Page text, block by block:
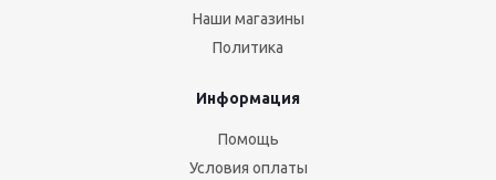
Наши магазины
Политика
Информация
Помощь
Условия оплаты